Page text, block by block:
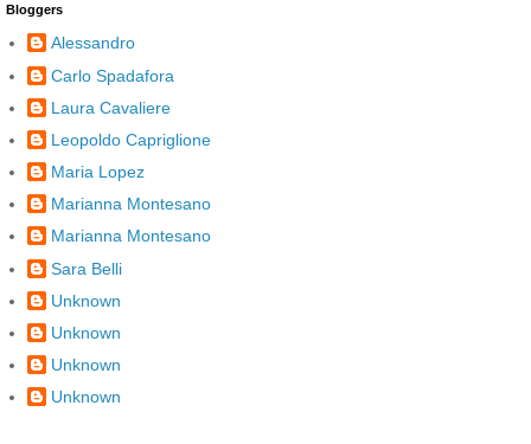
Bloggers
Alessandro
Carlo Spadafora
Laura Cavaliere
Leopoldo Capriglione
Maria Lopez
Marianna Montesano
Marianna Montesano
Sara Belli
Unknown
Unknown
Unknown
Unknown